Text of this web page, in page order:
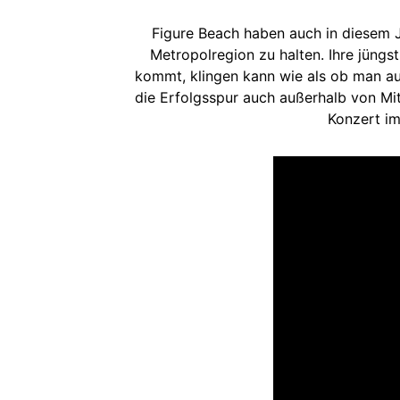
Figure Beach haben auch in
Metropolregion zu halten. Ihre
kommt, klingen kann wie als ob man
die Erfolgsspur auch außerhalb von
Konzert